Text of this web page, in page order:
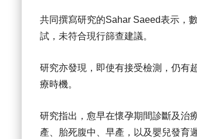
共同撰寫研究的Sahar Saeed表示，
試，未符合現行篩查建議。
研究亦發現，即使有接受檢測，仍有
療時機。
研究指出，愈早在懷孕期間診斷及治
產、胎死腹中、早產，以及嬰兒發育